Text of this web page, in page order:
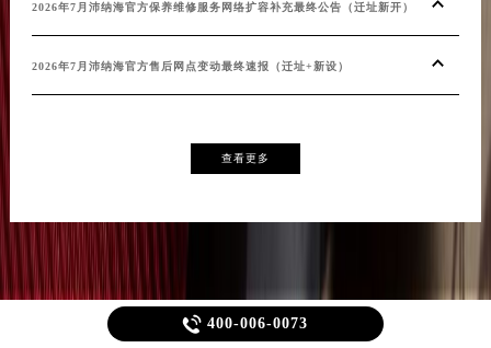
2026年7月沛纳海官方保养维修服务网络扩容补充最终公告（迁址新开）
2026年7月沛纳海官方售后网点变动最终速报（迁址+新设）
查看更多
 400-006-0073